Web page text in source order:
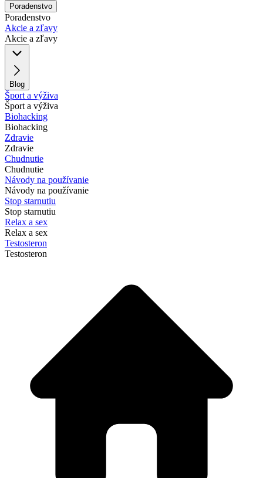
Poradenstvo
Poradenstvo
Akcie a zľavy
Akcie a zľavy
Blog
Šport a výživa
Šport a výživa
Biohacking
Biohacking
Zdravie
Zdravie
Chudnutie
Chudnutie
Návody na používanie
Návody na používanie
Stop starnutiu
Stop starnutiu
Relax a sex
Relax a sex
Testosteron
Testosteron